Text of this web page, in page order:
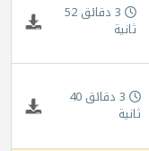
3 دقائق 52
ثانية
3 دقائق 40
ثانية